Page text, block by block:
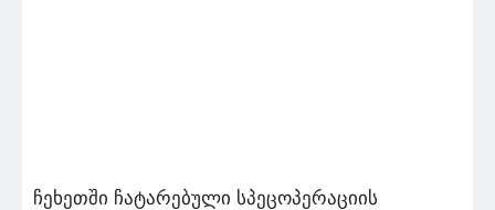
ჩეხეთში ჩატარებული სპეცოპერაციის